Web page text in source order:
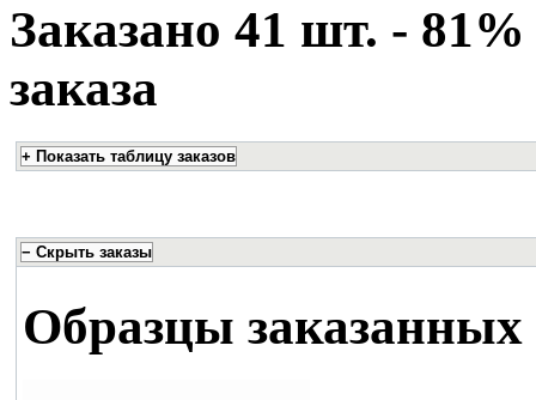
Заказано 41 шт. -
заказа
Образцы заказанных